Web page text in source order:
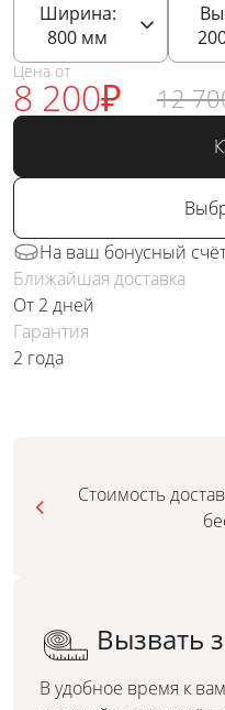
Ширина:
800 мм
Цена от
8 200₽ 12
На ваш бонусный
Ближайшая доставка
От 2 дней
Гарантия
2 года
Стоимость
Вызвать
В удобное время к